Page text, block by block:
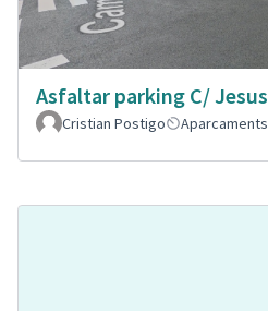
Asfaltar parking C/ Jesus
Cristian Postigo
Aparcaments